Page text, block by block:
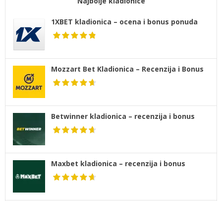
1XBET kladionica – ocena i bonus ponuda
Mozzart Bet Kladionica – Recenzija i Bonus
Betwinner kladionica – recenzija i bonus
Maxbet kladionica – recenzija i bonus